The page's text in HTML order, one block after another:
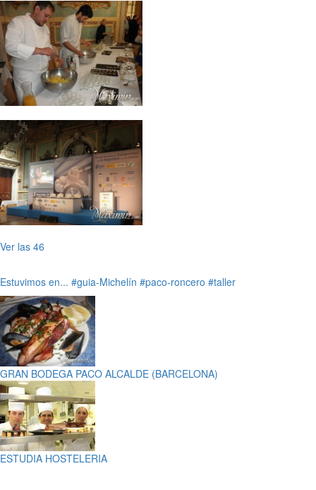
Ver las 46
Estuvimos en... #guia-Michelín #paco-roncero #taller
GRAN BODEGA PACO ALCALDE (BARCELONA)
ESTUDIA HOSTELERIA